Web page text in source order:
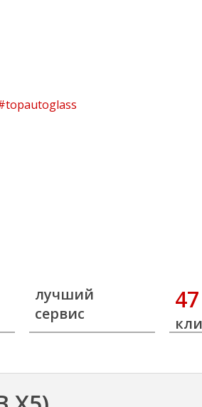
лучший
сервис